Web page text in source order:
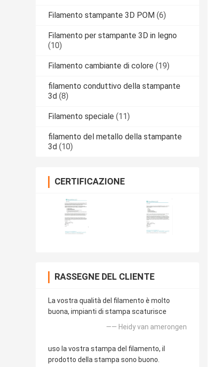
Filamento stampante 3D POM (6)
Filamento per stampante 3D in legno
(10)
Filamento cambiante di colore (19)
filamento conduttivo della stampante
3d (8)
Filamento speciale (11)
filamento del metallo della stampante
3d (10)
CERTIFICAZIONE
RASSEGNE DEL CLIENTE
La vostra qualità del filamento è molto
buona, impianti di stampa scaturisce
—— Heidy van amerongen
uso la vostra stampa del filamento, il
prodotto della stampa sono buono.